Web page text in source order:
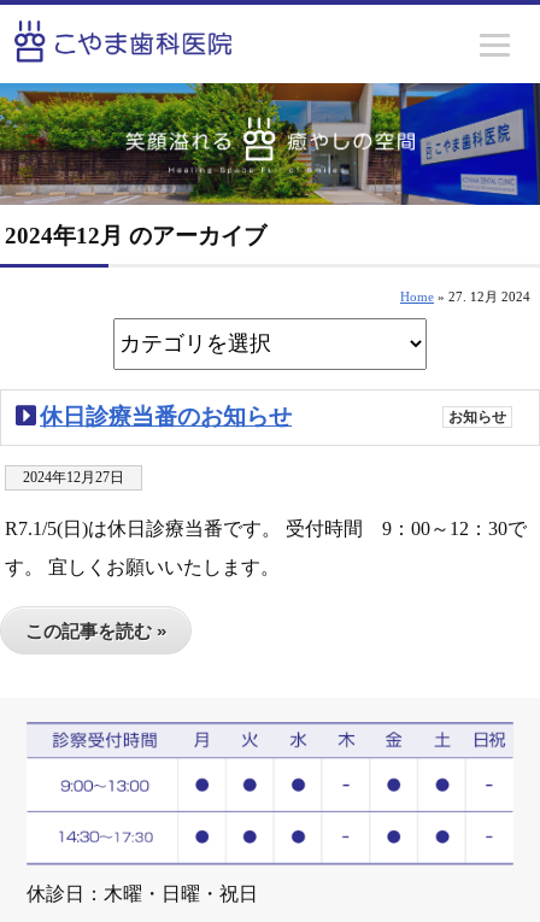
2024年12月 のアーカイブ
Home » 27. 12月 2024
休日診療当番のお知らせ お知らせ
2024年12月27日
R7.1/5(日)は休日診療当番です。 受付時間 9：00～12：30で
す。 宜しくお願いいたします。
この記事を読む »
休診日：木曜・日曜・祝日